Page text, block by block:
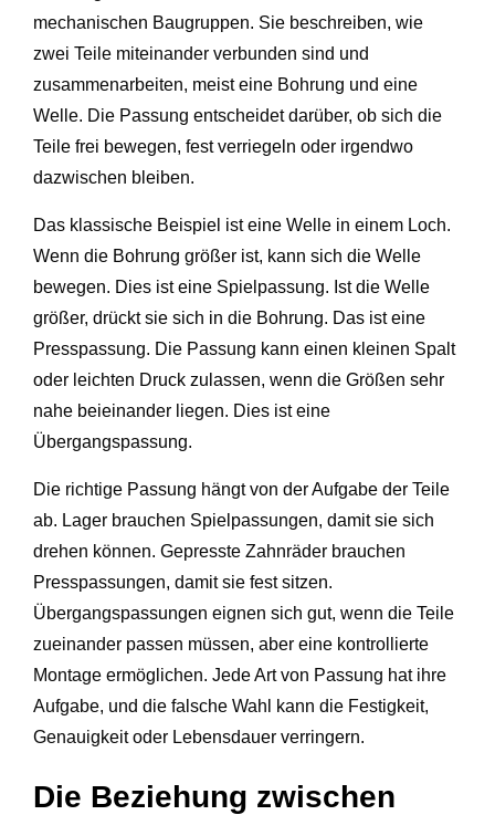
mechanischen Baugruppen. Sie beschreiben, wie
zwei Teile miteinander verbunden sind und
zusammenarbeiten, meist eine Bohrung und eine
Welle. Die Passung entscheidet darüber, ob sich die
Teile frei bewegen, fest verriegeln oder irgendwo
dazwischen bleiben.
Das klassische Beispiel ist eine Welle in einem Loch.
Wenn die Bohrung größer ist, kann sich die Welle
bewegen. Dies ist eine Spielpassung. Ist die Welle
größer, drückt sie sich in die Bohrung. Das ist eine
Presspassung. Die Passung kann einen kleinen Spalt
oder leichten Druck zulassen, wenn die Größen sehr
nahe beieinander liegen. Dies ist eine
Übergangspassung.
Die richtige Passung hängt von der Aufgabe der Teile
ab. Lager brauchen Spielpassungen, damit sie sich
drehen können. Gepresste Zahnräder brauchen
Presspassungen, damit sie fest sitzen.
Übergangspassungen eignen sich gut, wenn die Teile
zueinander passen müssen, aber eine kontrollierte
Montage ermöglichen. Jede Art von Passung hat ihre
Aufgabe, und die falsche Wahl kann die Festigkeit,
Genauigkeit oder Lebensdauer verringern.
Die Beziehung zwischen